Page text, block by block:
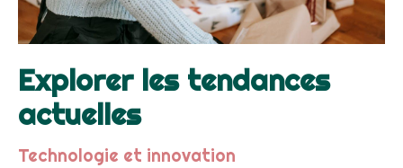
Explorer les tendances
actuelles
Technologie et innovation